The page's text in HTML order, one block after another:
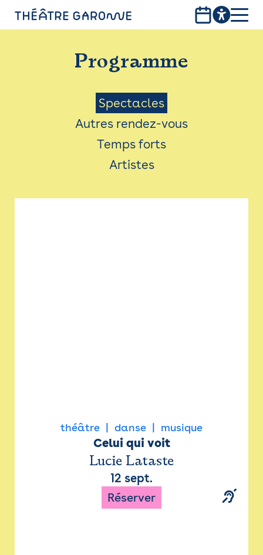
PROGRAMME
INFOS PRATIQUES
AVEC LES PUBLICS
ACCESSIBILITÉ
LES PRODUCTIONS
Programme
Menu
Saison
Spectacles
Autres rendez-vous
Temps forts
Artistes
théâtre danse musique
Celui qui voit
Lucie Lataste
12 sept.
Réserver